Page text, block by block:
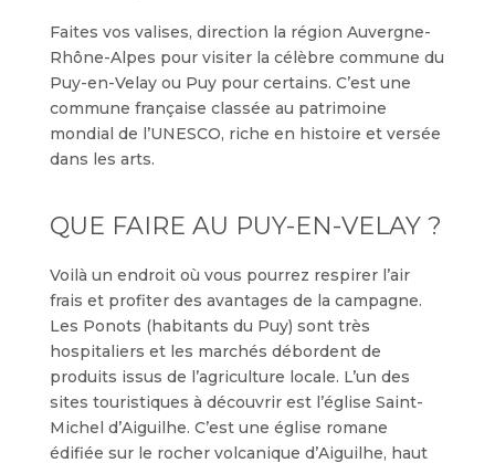
Faites vos valises, direction la région Auvergne-
Rhône-Alpes pour visiter la célèbre commune du
Puy-en-Velay ou Puy pour certains. C’est une
commune française classée au patrimoine
mondial de l’UNESCO, riche en histoire et versée
dans les arts.
QUE FAIRE AU PUY-EN-VELAY ?
Voilà un endroit où vous pourrez respirer l’air
frais et profiter des avantages de la campagne.
Les Ponots (habitants du Puy) sont très
hospitaliers et les marchés débordent de
produits issus de l’agriculture locale. L’un des
sites touristiques à découvrir est l’église Saint-
Michel d’Aiguilhe. C’est une église romane
édifiée sur le rocher volcanique d’Aiguilhe, haut